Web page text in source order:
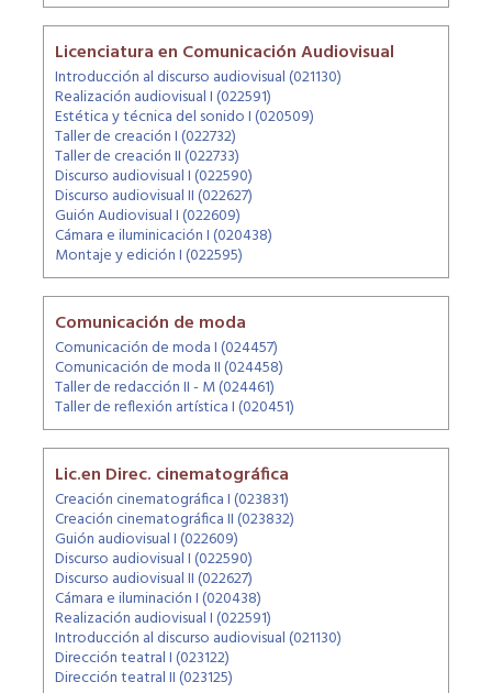
Licenciatura en Comunicación Audiovisual
Introducción al discurso audiovisual (021130)
Realización audiovisual I (022591)
Estética y técnica del sonido I (020509)
Taller de creación I (022732)
Taller de creación II (022733)
Discurso audiovisual I (022590)
Discurso audiovisual II (022627)
Guión Audiovisual I (022609)
Cámara e iluminicación I (020438)
Montaje y edición I (022595)
Comunicación de moda
Comunicación de moda I (024457)
Comunicación de moda II (024458)
Taller de redacción II - M (024461)
Taller de reflexión artística I (020451)
Lic.en Direc. cinematográfica
Creación cinematográfica I (023831)
Creación cinematográfica II (023832)
Guión audiovisual I (022609)
Discurso audiovisual I (022590)
Discurso audiovisual II (022627)
Cámara e iluminación I (020438)
Realización audiovisual I (022591)
Introducción al discurso audiovisual (021130)
Dirección teatral I (023122)
Dirección teatral II (023125)